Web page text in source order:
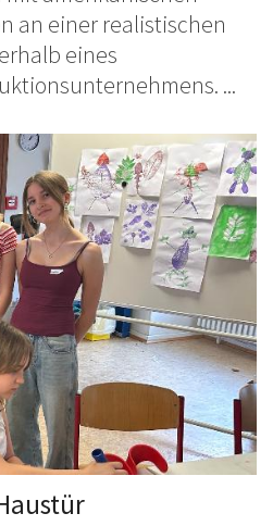
an einer realistischen
eines
...